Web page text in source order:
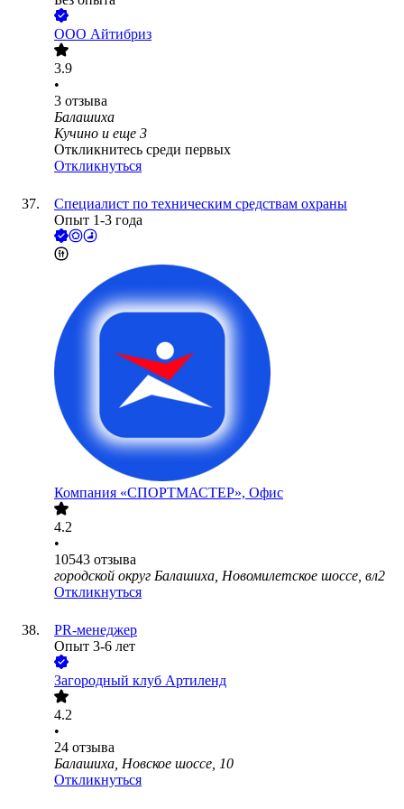
ООО Айтибриз
3.9
•
3 отзыва
Балашиха
Кучино и еще 3
Откликнитесь среди первых
Откликнуться
Специалист по техническим средствам охраны
Опыт 1-3 года
Компания «СПОРТМАСТЕР», Офис
4.2
•
10543 отзыва
городской округ Балашиха, Новомилетское шоссе, вл2
Откликнуться
PR-менеджер
Опыт 3-6 лет
Загородный клуб Артиленд
4.2
•
24 отзыва
Балашиха, Новское шоссе, 10
Откликнуться